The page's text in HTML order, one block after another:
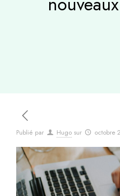
Publié par Hugo sur octobre